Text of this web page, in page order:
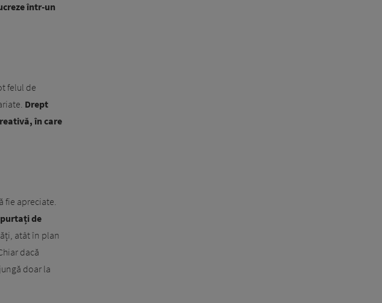
într-un
felul de
Drept
în care
fie apreciate.
de
atât în plan
dacă
doar la